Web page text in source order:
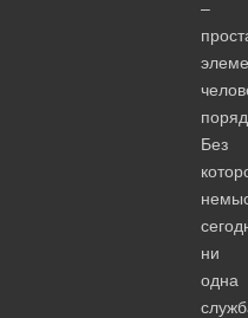
–
Без
ни
одна